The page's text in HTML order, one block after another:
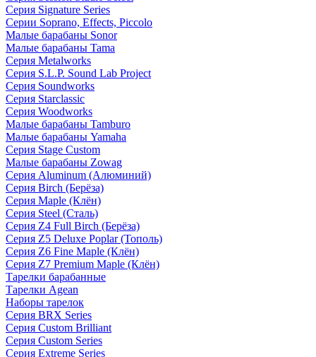
Серия Signature Series
Серии Soprano, Effects, Piccolo
Малые барабаны Sonor
Малые барабаны Tama
Серия Metalworks
Серия S.L.P. Sound Lab Project
Серия Soundworks
Серия Starclassic
Серия Woodworks
Малые барабаны Tamburo
Малые барабаны Yamaha
Серия Stage Custom
Малые барабаны Zowag
Серия Aluminum (Алюминий)
Серия Birch (Берёза)
Серия Maple (Клён)
Серия Steel (Сталь)
Серия Z4 Full Birch (Берёза)
Серия Z5 Deluxe Poplar (Тополь)
Серия Z6 Fine Maple (Клён)
Серия Z7 Premium Maple (Клён)
Тарелки барабанные
Тарелки Agean
Наборы тарелок
Серия BRX Series
Серия Custom Brilliant
Серия Custom Series
Серия Extreme Series